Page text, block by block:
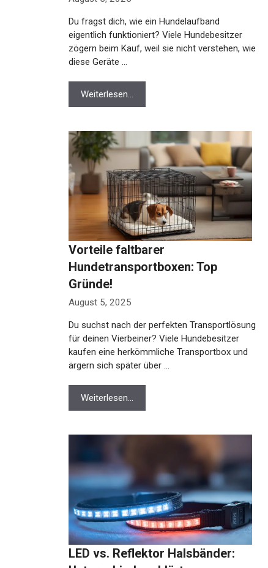
Du fragst dich, wie ein Hundelaufband
eigentlich funktioniert? Viele Hundebesitzer
zögern beim Kauf, weil sie nicht verstehen, wie
diese Geräte …
Weiterlesen…
August 5, 2025
Vorteile faltbarer
Hundetransportboxen: Top
Gründe!
Du suchst nach der perfekten Transportlösung
für deinen Vierbeiner? Viele Hundebesitzer
kaufen eine herkömmliche Transportbox und
ärgern sich später über …
Weiterlesen…
LED vs. Reflektor Halsbänder: